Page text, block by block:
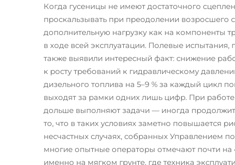
Когда гусеницы не имеют достаточного
проскальзывать при преодолении возросшего
дополнительную нагрузку как на компоненты
в ходе всей эксплуатации. Полевые
также выявили интересный факт: снижение
к росту требований к гидравлическому
дизельного топлива на 5–9 % за каждый цикл
выходят за рамки одних лишь цифр. При
дольше выполняют задачи — иногда
то, что в таких условиях заметно повышается
несчастных случаях, собранных Управлением
многие опытные операторы отмечают почти
именно на мягком грунте, где техника